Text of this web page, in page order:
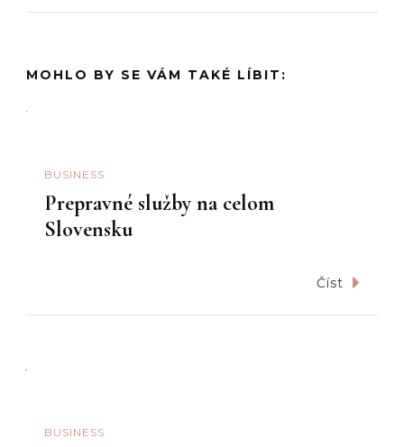
MOHLO BY SE VÁM TAKÉ LÍBIT:
BUSINESS
Prepravné služby na celom
Slovensku
Číst
BUSINESS